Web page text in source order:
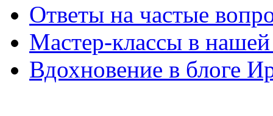
Ответы на частые
Мастер-классы в нашей
Вдохновение в блоге